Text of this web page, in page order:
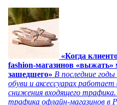
«Когда
fashion-магазинов «выжать»
зашедшего» В последние
обуви и аксессуарах работает
снижения входящего
трафика офлайн-магазинов в